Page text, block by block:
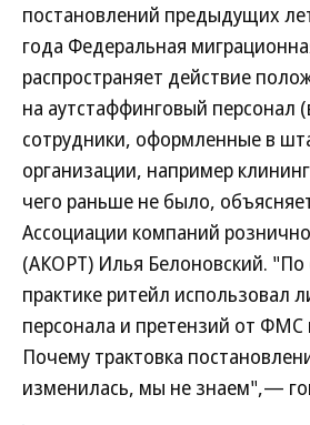
постановлений предыдущих
года Федеральная
распространяет действие
на аутстаффинговый персонал
сотрудники, оформленные в
организации, например
чего раньше не было,
Ассоциации компаний
(АКОРТ) Илья Белоновский.
практике ритейл использовал
персонала и претензий от ФМС
Почему трактовка
изменилась, мы не знаем",—